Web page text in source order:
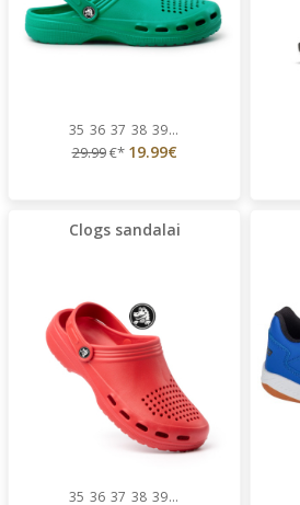
35 36 37 38 39...
29.99€* 19.99€
Clogs sandalai
35 36 37 38 39...